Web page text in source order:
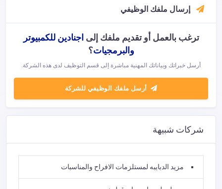
إرسال ملفك الوظيفي
ترغب بالعمل أو تقديم ملفك إلى اجنادين للكمبيوتر
والبرمجيات؟
أرسل خبراتك وبياناتك المهنية مباشرة إلى قسم التوظيف لدى هذه الشركة.
أرسل ملفك الوظيفي للشركة
شركات شبيهة
مزيد الدبايبه لمستلزمات الافراح والمناسبات